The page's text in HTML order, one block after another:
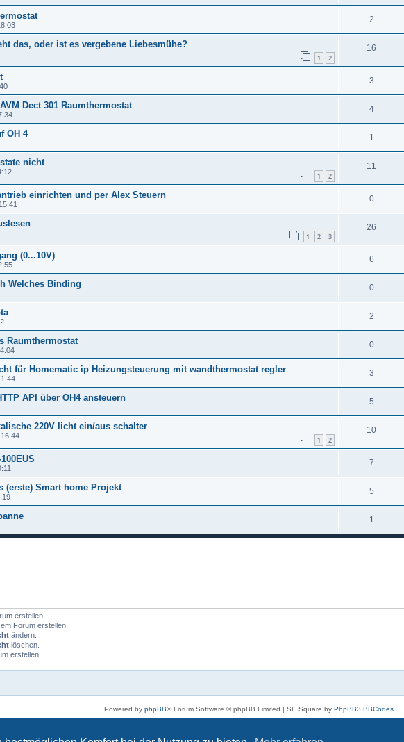
2
das, oder ist es vergebene Liebesmühe?
1 2
16
3
Dect 301 Raumthermostat 4
OH 4 1
nicht
1 2
11
einrichten und per Alex Steuern 0
1 2 3
26
(0...10V) 6
Welches Binding 0
2
Raumthermostat 0
für Homematic ip Heizungsteuerung mit wandthermostat regler 3
API über OH4 ansteuern 5
220V licht ein/aus schalter
1 2
10
7
(erste) Smart home Projekt 5
1
erstellen.
Forum erstellen.
ändern.
löschen.
erstellen.
Powered by phpBB® Forum Software © phpBB Limited | SE Square by PhpBB3 BBCodes